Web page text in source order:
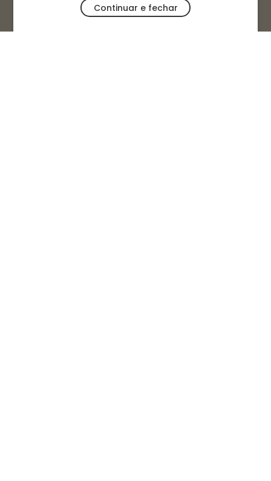
Continuar e fechar
Segunda a sábado das 9h às 20h.